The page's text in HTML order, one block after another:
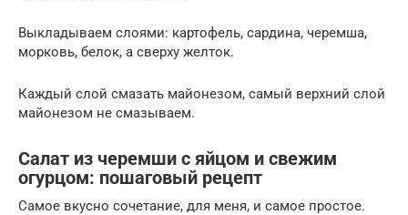
Выкладываем слоями: картофель, сардина, черемша,
морковь, белок, а сверху желток.
Каждый слой смазать майонезом, самый верхний слой
майонезом не смазываем.
Салат из черемши с яйцом и свежим
огурцом: пошаговый рецепт
Самое вкусно сочетание, для меня, и самое простое.